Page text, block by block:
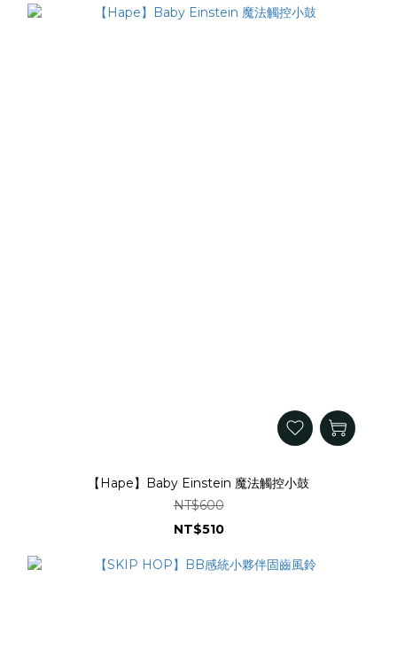
【Hape】Baby Einstein 魔法觸控小鼓
NT$600
NT$510